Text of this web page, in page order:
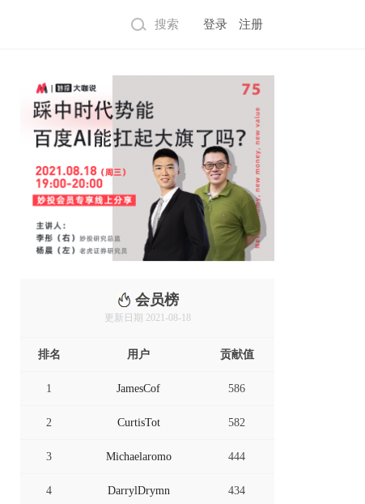
登录 注册
搜索
会员榜
更新日期 2021-08-18
排名 用户 贡献值
1 JamesCof 586
2 CurtisTot 582
3 Michaelaromo 444
4 DarrylDrymn 434